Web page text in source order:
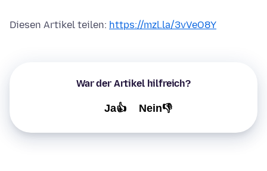
Diesen Artikel teilen: https://mzl.la/3vVeO8Y
War der Artikel hilfreich?
Ja👍 Nein👎